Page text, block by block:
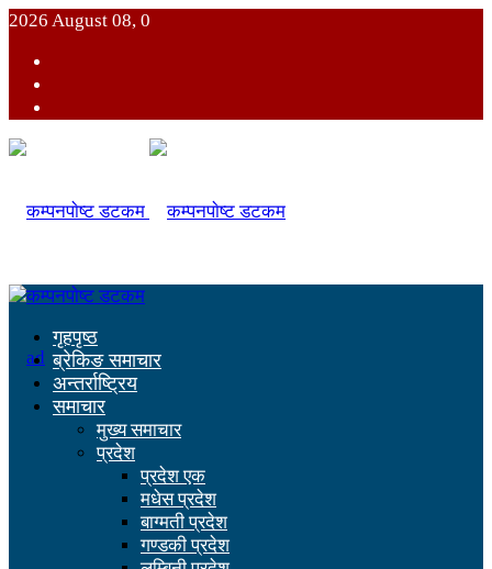
2026 August 08, 0
गृहपृष्ठ
ब्रेकिङ समाचार
अन्तर्राष्ट्रिय
समाचार
मुख्य समाचार
प्रदेश
प्रदेश एक
मधेस प्रदेश
बाग्मती प्रदेश
गण्डकी प्रदेश